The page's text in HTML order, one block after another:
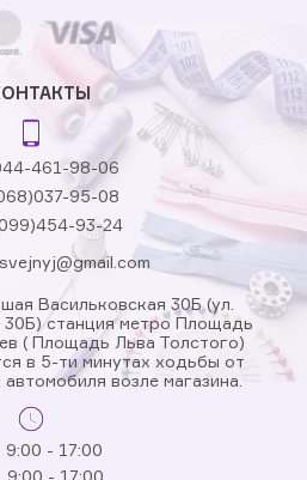
461-98-06
95-08
93-24
Васильковская 30Б (ул.
30Б) станция метро Площадь
( Площадь Льва Толстого)
в 5-ти минутах ходьбы от
возле магазина.
9:00 - 17:00
9:00 - 17:00